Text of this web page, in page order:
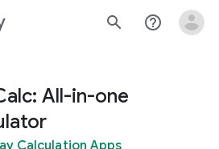
search help_outline
All-in-one
Calculation Apps